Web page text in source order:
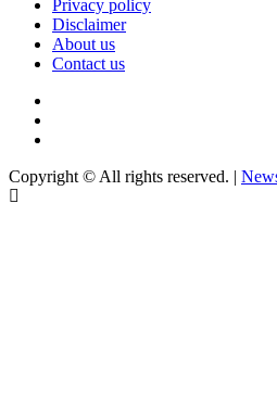
Privacy policy
Disclaimer
About us
Contact us
Copyright © All rights reserved. |